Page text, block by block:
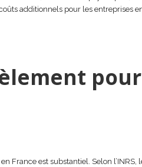
additionnels pour les entreprises
France est substantiel. Selon